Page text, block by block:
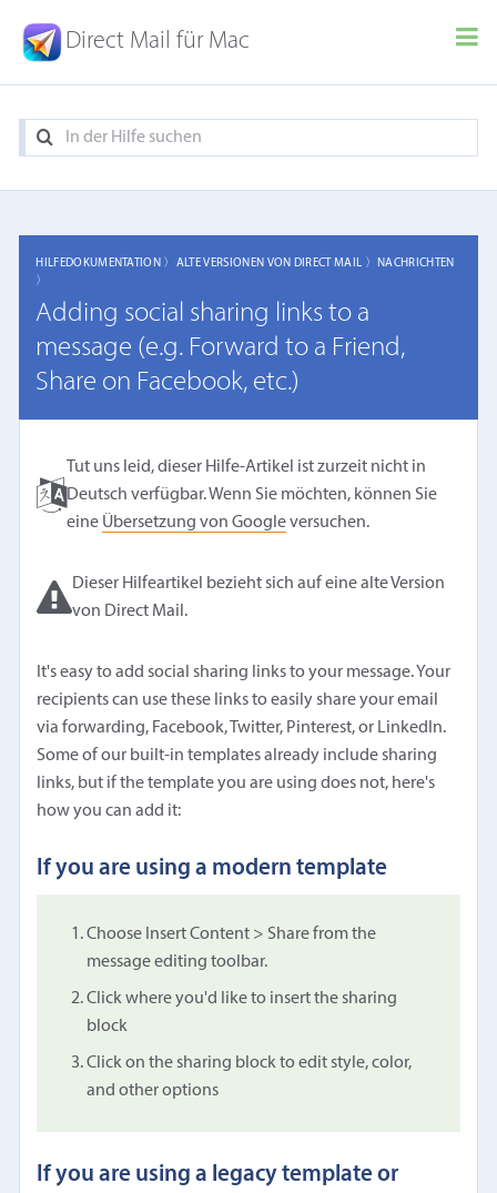
Direct Mail für Mac
HILFEDOKUMENTATION 〉 ALTE VERSIONEN VON DIRECT MAIL 〉 NACHRICHTEN
〉
Adding social sharing links to a
message (e.g. Forward to a Friend,
Share on Facebook, etc.)
Tut uns leid, dieser Hilfe-Artikel ist zurzeit nicht in
Deutsch verfügbar. Wenn Sie möchten, können Sie
eine Übersetzung von Googleversuchen.
Dieser Hilfeartikel bezieht sich auf eine alte Version
von Direct Mail.
It's easy to add social sharing links to your message. Your
recipients can use these links to easily share your email
via forwarding, Facebook, Twitter, Pinterest, or LinkedIn.
Some of our built-in templates already include sharing
links, but if the template you are using does not, here's
how you can add it:
If you are using a modern template
Choose Insert Content > Share from the
message editing toolbar.
Click where you'd like to insert the sharing
block
Click on the sharing block to edit style, color,
and other options
If you are using a legacy template or